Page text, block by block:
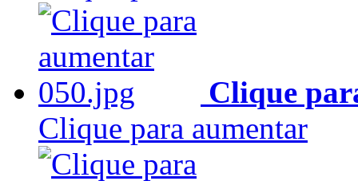
Clique
Clique para aumentar